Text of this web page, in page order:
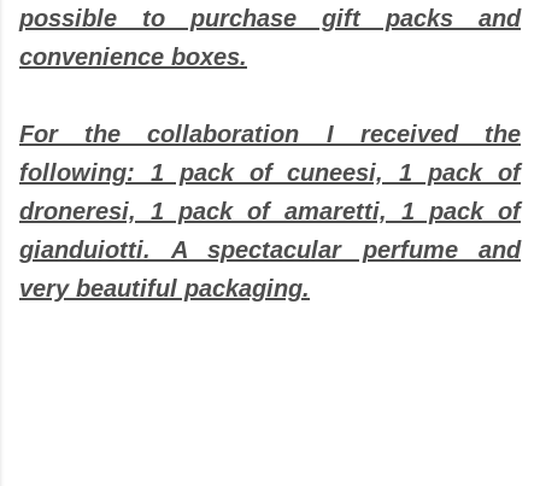
possible to purchase gift packs and
convenience boxes.
For the collaboration I received the
following: 1 pack of cuneesi, 1 pack of
droneresi, 1 pack of amaretti, 1 pack of
gianduiotti. A spectacular perfume and
very beautiful packaging.